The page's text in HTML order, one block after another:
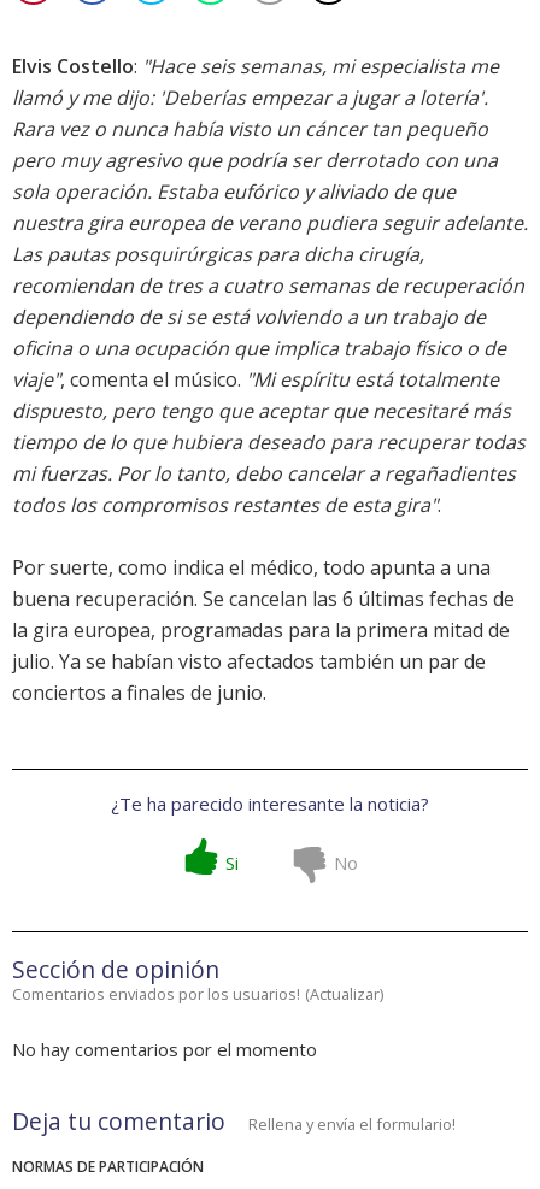
Elvis Costello: "Hace seis semanas, mi especialista me
llamó y me dijo: 'Deberías empezar a jugar a lotería'.
Rara vez o nunca había visto un cáncer tan pequeño
pero muy agresivo que podría ser derrotado con una
sola operación. Estaba eufórico y aliviado de que
nuestra gira europea de verano pudiera seguir adelante.
Las pautas posquirúrgicas para dicha cirugía,
recomiendan de tres a cuatro semanas de recuperación
dependiendo de si se está volviendo a un trabajo de
oficina o una ocupación que implica trabajo físico o de
viaje", comenta el músico. "Mi espíritu está totalmente
dispuesto, pero tengo que aceptar que necesitaré más
tiempo de lo que hubiera deseado para recuperar todas
mi fuerzas. Por lo tanto, debo cancelar a regañadientes
todos los compromisos restantes de esta gira".
Por suerte, como indica el médico, todo apunta a una
buena recuperación. Se cancelan las 6 últimas fechas de
la gira europea, programadas para la primera mitad de
julio. Ya se habían visto afectados también un par de
conciertos a finales de junio.
¿Te ha parecido interesante la noticia?
Si No
Sección de opinión
Comentarios enviados por los usuarios! (Actualizar)
No hay comentarios por el momento
Deja tu comentario Rellena y envía el formulario!
NORMAS DE PARTICIPACIÓN